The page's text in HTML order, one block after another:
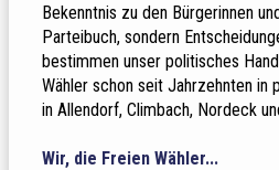
Bekenntnis zu den Bürgerinnen
Parteibuch, sondern
bestimmen unser politisches
Wähler schon seit Jahrzehnten in
in Allendorf, Climbach, Nordeck
Wir, die Freien Wähler...